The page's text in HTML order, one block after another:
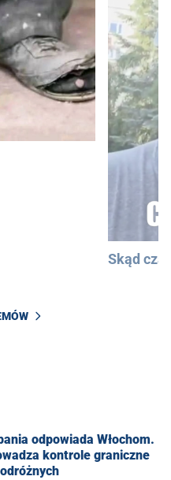
Skąd
odpowiada Włochom.
kontrole graniczne